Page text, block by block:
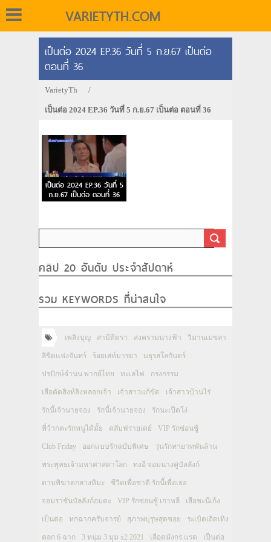
VARIETYTH.COM
เป็นต่อ 2024 EP.36 วันที่ 5 ก.ย.67 เป็นต่อ
ตอนที่ 36
VarietyTh /
เป็นต่อ 2024 EP.36 วันที่ 5 ก.ย.67 เป็นต่อ ตอนที่ 36
เป็นต่อ 2024 EP.36 วันที่ 5
ก.ย.67 เป็นต่อ ตอนที่ 36
คลิป 20 อันดับ ประจำสัปดาห์
รวม KEYWORDS ที่น่าสนใจ
เพลิงบุญ สามีตีตรา สงครามนางฟ้า วิมานเมขลา
ลิขิตแห่งจันทร์ ร้อยเล่ห์มารยา มธุรสโลกันตร์
ปรปักษ์จำนน พากย์ไทย ทะเลไฟ กรงกรรม
เสือตัดสิงห์ลิงหลอกเจ้า เจ้าสาวแก้ขัด เจ้าสาวบ้านไร่
รักนี้เจ้านายจอง รักนี้เจ้านายจอง รักนะเป็ดโง่
พี่ว้ากคะรักหนูได้มั้ย คลับฟรายเดย์ VIP รักซ่อนชู้
Club Friday ออกแบบรักฉบับพิเศษ วุ่นรักทายาทพันล้าน
พระพุทธเจ้ามหาศาสดาโลก ทงอี จอมนางคู่บัลลังก์
ดาบพิฆาตกลางหิมะ ชีวิตเพื่อชาติ รักนี้เพื่อเธอ
จอมราชันบัลลังก์อมตะ VIP รักซ่อนชู้ เกาหลี เสือชะนีเก้ง
เป็นต่อ หกฉากครับจารย์ สุภาพบุรุษสุดซอย ระเบิดเถิดเทิง
ตลก 6 ฉาก 3 หนุ่ม 3 มุม x2 2021 เลือดมังกร แรด เป็นต่อ